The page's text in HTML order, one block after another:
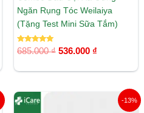
Ngăn Rụng Tóc Weilaiya
(Tặng Test Mini Sữa Tắm)
Được xếp
hạng
685.000₫ 536.000 ₫
-13%